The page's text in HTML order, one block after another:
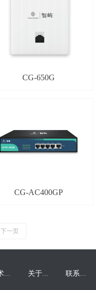
CG-650G
CG-AC400GP
下一页
技术支持 关于中鸿 联系我们